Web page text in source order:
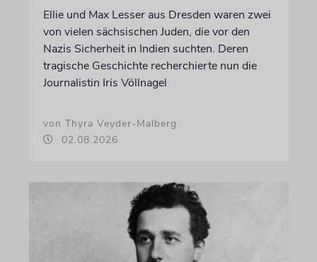
Ellie und Max Lesser aus Dresden waren zwei
von vielen sächsischen Juden, die vor den
Nazis Sicherheit in Indien suchten. Deren
tragische Geschichte recherchierte nun die
Journalistin Iris Völlnagel
von Thyra Veyder-Malberg
02.08.2026